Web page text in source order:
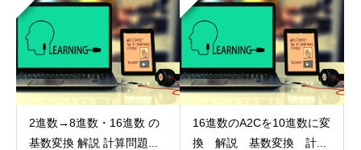
2進数→8進数・16進数 の
基数変換 解説 計算問題...
16進数のA2Cを10進数に変
換 解説 基数変換 計...